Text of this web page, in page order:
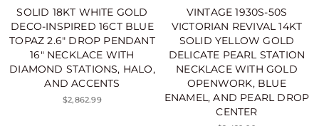
SOLID 18KT WHITE GOLD
DECO-INSPIRED 16CT BLUE
TOPAZ 2.6" DROP PENDANT
16" NECKLACE WITH
DIAMOND STATIONS, HALO,
AND ACCENTS
$2,862.99
VINTAGE 1930S-50S
VICTORIAN REVIVAL 14KT
SOLID YELLOW GOLD
DELICATE PEARL STATION
NECKLACE WITH GOLD
OPENWORK, BLUE
ENAMEL, AND PEARL DROP
CENTER